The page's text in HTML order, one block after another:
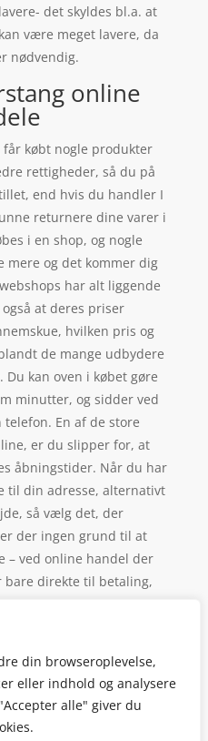
din browseroplevelse,
eller indhold og analysere
alle" giver du
det skyldes bl.a. at
være meget lavere, da
nødvendig.
online
købt nogle produkter
rettigheder, så du på
end hvis du handler I
returnere dine varer i
i en shop, og nogle
mere og det kommer dig
har alt liggende
at deres priser
hvilken pris og
de mange udbydere
kan oven i købet gøre
minutter, og sidder ved
En af de store
er du slipper for, at
åbningstider. Når du har
til din adresse, alternativt
så vælg det, der
der ingen grund til at
– ved online handel der
bare direkte til betaling,
de sædvanlige forkerte
den langsomste.